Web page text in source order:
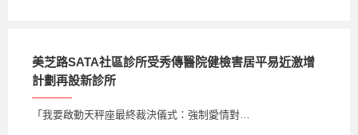
美芝路SATA社區診所受秀傳醫院健檢害居平易近激增
計劃再設新診所
「我要啟動天秤座最終裁決儀式：強制愛情對…